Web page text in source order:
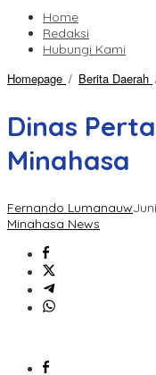
Home
Redaksi
Hubungi Kami
Homepage / Berita Daerah
Dinas
Minahasa
Fernando Lumanauw
Minahasa News